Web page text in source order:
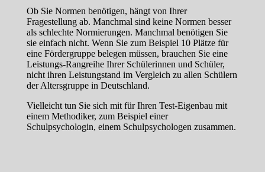
Ob Sie Normen benötigen, hängt von Ihrer
Fragestellung ab. Manchmal sind keine Normen besser
als schlechte Normierungen. Manchmal benötigen Sie
sie einfach nicht. Wenn Sie zum Beispiel 10 Plätze für
eine Fördergruppe belegen müssen, brauchen Sie eine
Leistungs-Rangreihe Ihrer Schülerinnen und Schüler,
nicht ihren Leistungstand im Vergleich zu allen Schülern
der Altersgruppe in Deutschland.
Vielleicht tun Sie sich mit für Ihren Test-Eigenbau mit
einem Methodiker, zum Beispiel einer
Schulpsychologin, einem Schulpsychologen zusammen.